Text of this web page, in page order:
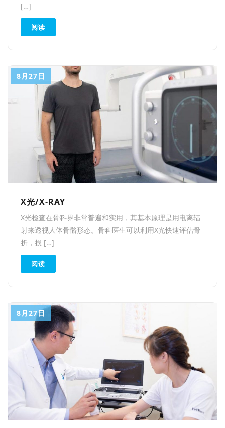
[…]
阅读
8月27日
X光/X-RAY
X光检查在骨科界非常普遍和实用，其基本原理是用电离辐
射来透视人体骨骼形态。骨科医生可以利用X光快速评估骨
折，损 […]
阅读
8月27日